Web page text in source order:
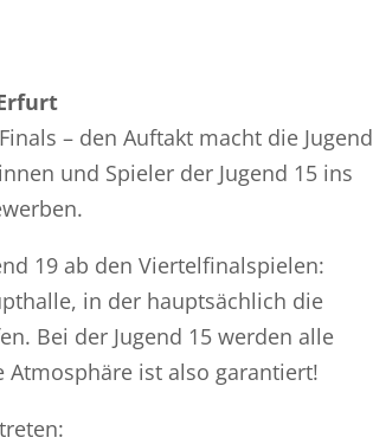
– den Auftakt macht die Jugend
und Spieler der Jugend 15 ins
19 ab den Viertelfinalspielen:
in der hauptsächlich die
Bei der Jugend 15 werden alle
ist also garantiert!